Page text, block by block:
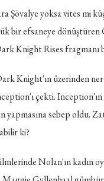
Şövalye yoksa vites mi
bir efsaneye
Knight Rises
Knight'ın üzerinden
çekti.
yapmasına sebep oldu.
ki?
Nolan'ın kadın